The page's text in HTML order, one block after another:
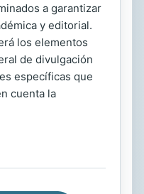
a garantizar
y editorial.
los elementos
de divulgación
específicas que
cuenta la